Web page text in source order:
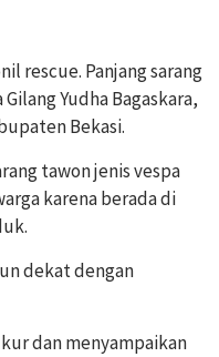
rescue. Panjang sarang
Yudha Bagaskara,
Bekasi.
tawon jenis vespa
karena berada di
dekat dengan
dan menyampaikan